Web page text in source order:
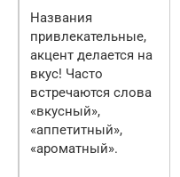
Названия
привлекательные,
акцент делается на
вкус! Часто
встречаются слова
«вкусный»,
«аппетитный»,
«ароматный».